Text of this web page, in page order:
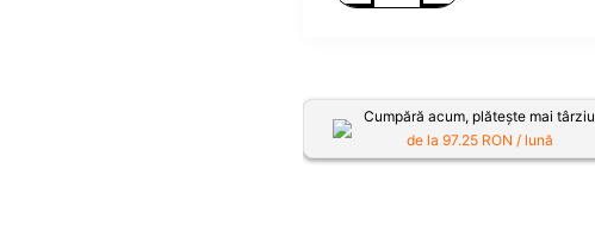
Cumpără acum, plătește mai târziu
de la 97.25RON / lună